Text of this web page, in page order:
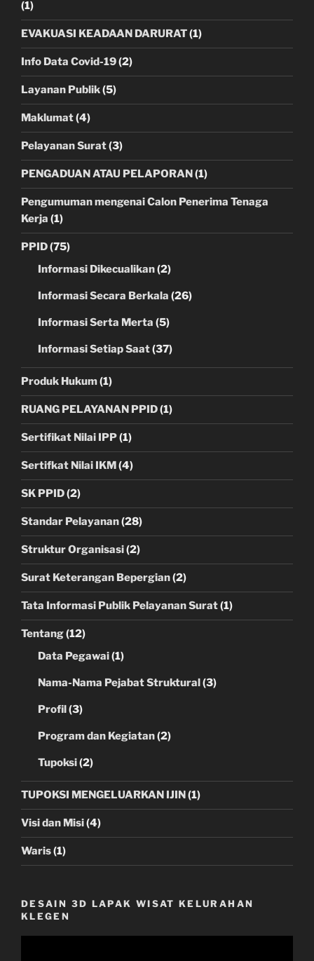
(1)
EVAKUASI KEADAAN DARURAT(1)
Info Data Covid-19(2)
Layanan Publik(5)
Maklumat(4)
Pelayanan Surat(3)
PENGADUAN ATAU PELAPORAN(1)
Pengumuman mengenai Calon Penerima Tenaga
Kerja (1)
PPID(75)
Informasi Dikecualikan(2)
Informasi Secara Berkala (26)
Informasi Serta Merta (5)
Informasi Setiap Saat(37)
Produk Hukum(1)
RUANG PELAYANAN PPID(1)
Sertifikat Nilai IPP(1)
Sertifkat Nilai IKM(4)
SK PPID(2)
Standar Pelayanan(28)
Struktur Organisasi(2)
Surat Keterangan Bepergian(2)
Tata Informasi Publik Pelayanan Surat(1)
Tentang(12)
Data Pegawai(1)
Nama-Nama Pejabat Struktural(3)
Profil(3)
Program dan Kegiatan(2)
Tupoksi(2)
TUPOKSI MENGELUARKAN IJIN(1)
Visi dan Misi(4)
Waris(1)
DESAIN 3D LAPAK WISAT KELURAHAN
KLEGEN